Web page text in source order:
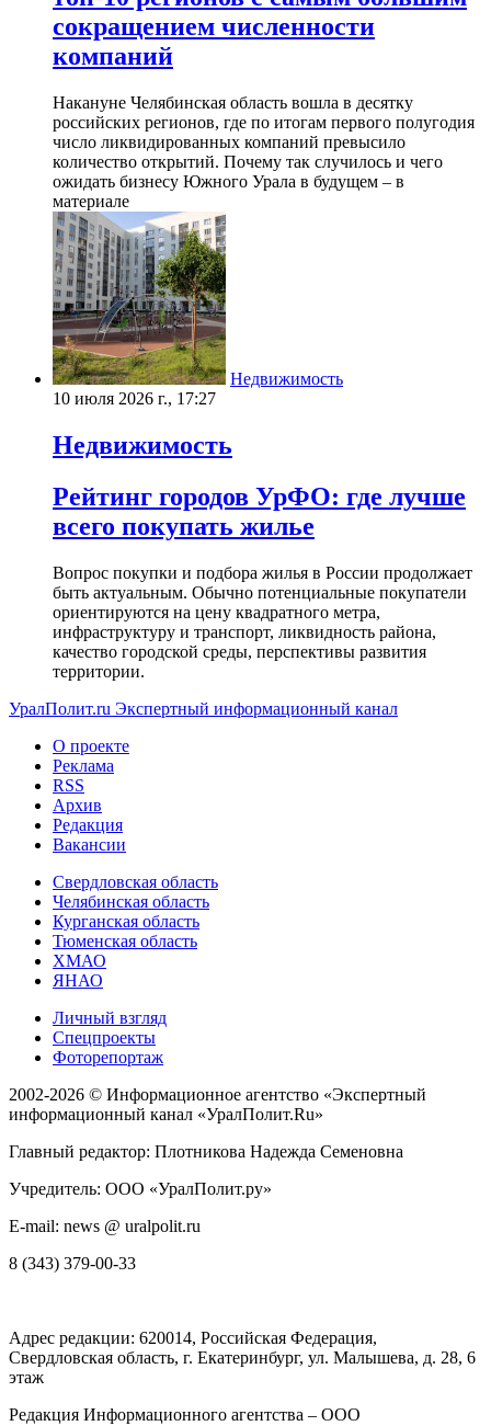
сокращением численности
компаний
Накануне Челябинская область вошла в десятку
российских регионов, где по итогам первого полугодия
число ликвидированных компаний превысило
количество открытий. Почему так случилось и чего
ожидать бизнесу Южного Урала в будущем – в
материале
Недвижимость
10 июля 2026 г., 17:27
Недвижимость
Рейтинг городов УрФО: где лучше
всего покупать жилье
Вопрос покупки и подбора жилья в России продолжает
быть актуальным. Обычно потенциальные покупатели
ориентируются на цену квадратного метра,
инфраструктуру и транспорт, ликвидность района,
качество городской среды, перспективы развития
территории.
УралПолит.ru Экспертный информационный канал
О проекте
Реклама
RSS
Архив
Редакция
Вакансии
Свердловская область
Челябинская область
Курганская область
Тюменская область
ХМАО
ЯНАО
Личный взгляд
Спецпроекты
Фоторепортаж
2002-2026 © Информационное агентство «Экспертный
информационный канал «УралПолит.Ru»
Главный редактор: Плотникова Надежда Семеновна
Учредитель: ООО «УралПолит.ру»
E-mail: news @ uralpolit.ru
8 (343) 379-00-33
Адрес редакции: 620014, Российская Федерация,
Свердловская область, г. Екатеринбург, ул. Малышева, д. 28, 6
этаж
Редакция Информационного агентства – ООО